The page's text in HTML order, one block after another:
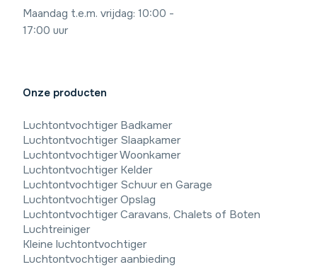
Maandag t.e.m. vrijdag: 10:00 -
17:00 uur
Onze producten
Luchtontvochtiger Badkamer
Luchtontvochtiger Slaapkamer
Luchtontvochtiger Woonkamer
Luchtontvochtiger Kelder
Luchtontvochtiger Schuur en Garage
Luchtontvochtiger Opslag
Luchtontvochtiger Caravans, Chalets of Boten
Luchtreiniger
Kleine luchtontvochtiger
Luchtontvochtiger aanbieding